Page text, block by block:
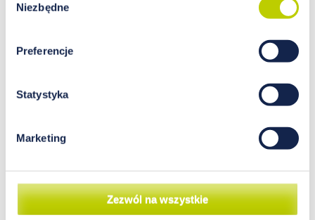
zgody
Niezbędne
Preferencje
Statystyka
Marketing
Zezwól na wszystkie
We współcześnie dostępnych produktach
składników mineralnych jest obniżona. Wynika
wykorzystaniu środków chemicznych,
barwników oraz innych specyfików. Naturalne
dostarczyć organizmowi wszystkich
potrzebnych pierwiastków w optymalnej ilości.
warto w te poszukiwania zainwestować swój
czas, bo skuteczniej niż te z zawartością
chemicznych składników wspierają procesy